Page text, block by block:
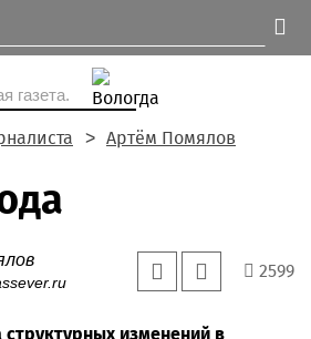
газета.
Артём Помялов
2599
изменений в